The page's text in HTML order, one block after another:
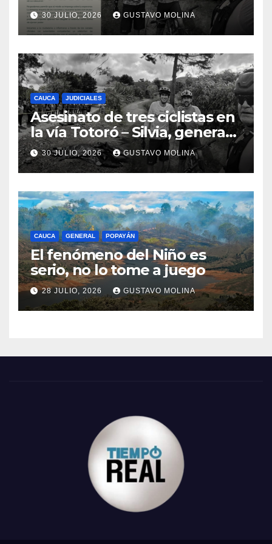
ciudadanos y exige medidas
urgentes al Gobierno
Nacional
30 JULIO, 2026 GUSTAVO MOLINA
CAUCA JUDICIALES
Asesinato de tres ciclistas en
la vía Totoró – Silvia, genera
consternación en el Cauca
30 JULIO, 2026 GUSTAVO MOLINA
CAUCA GENERAL POPAYÁN
El fenómeno del Niño es
serio, no lo tome a juego
28 JULIO, 2026 GUSTAVO MOLINA